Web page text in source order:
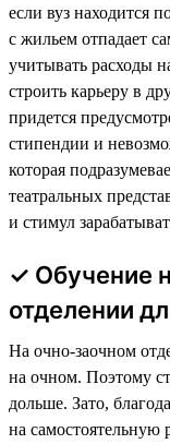
если вуз находится
с жильем отпадает
учитывать расходы
строить карьеру в
придется
стипендии и
которая
театральных
и стимул
✓ Обучение
отделении
На очно-заочном
на очном. Поэтому
дольше. Зато,
на самостоятельную